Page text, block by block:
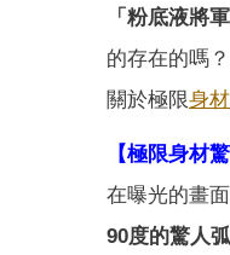
「粉底液將軍
的存在的嗎
關於極限身材
【極限身材
在曝光的畫
90度的驚人